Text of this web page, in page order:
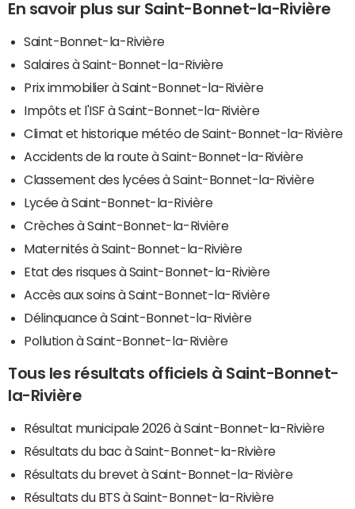
En savoir plus sur Saint-Bonnet-la-Rivière
Saint-Bonnet-la-Rivière
Salaires à Saint-Bonnet-la-Rivière
Prix immobilier à Saint-Bonnet-la-Rivière
Impôts et l'ISF à Saint-Bonnet-la-Rivière
Climat et historique météo de Saint-Bonnet-la-Rivière
Accidents de la route à Saint-Bonnet-la-Rivière
Classement des lycées à Saint-Bonnet-la-Rivière
Lycée à Saint-Bonnet-la-Rivière
Crèches à Saint-Bonnet-la-Rivière
Maternités à Saint-Bonnet-la-Rivière
Etat des risques à Saint-Bonnet-la-Rivière
Accès aux soins à Saint-Bonnet-la-Rivière
Délinquance à Saint-Bonnet-la-Rivière
Pollution à Saint-Bonnet-la-Rivière
Tous les résultats officiels à Saint-Bonnet-
la-Rivière
Résultat municipale 2026 à Saint-Bonnet-la-Rivière
Résultats du bac à Saint-Bonnet-la-Rivière
Résultats du brevet à Saint-Bonnet-la-Rivière
Résultats du BTS à Saint-Bonnet-la-Rivière